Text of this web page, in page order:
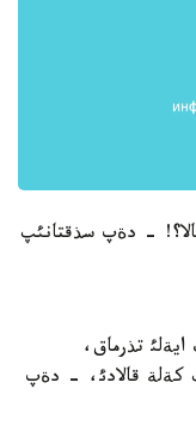
- دةپ سذقتانئپ
تذرماق،
كةلة قالادئ، - دةپ